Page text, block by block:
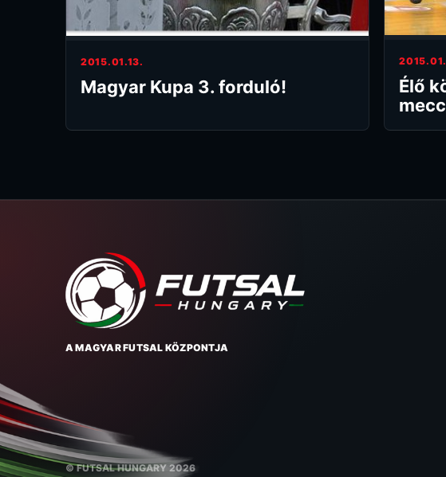
2015.01.13.
Magyar Kupa 3. forduló!
Élő
A MAGYAR FUTSAL KÖZPONTJA
© FUTSAL HUNGARY 2026